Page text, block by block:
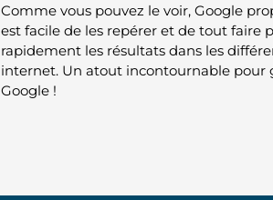
Comme vous pouvez le voir, Google
est facile de les repérer et de tout faire
rapidement les résultats dans les
internet. Un atout incontournable pour
Google !